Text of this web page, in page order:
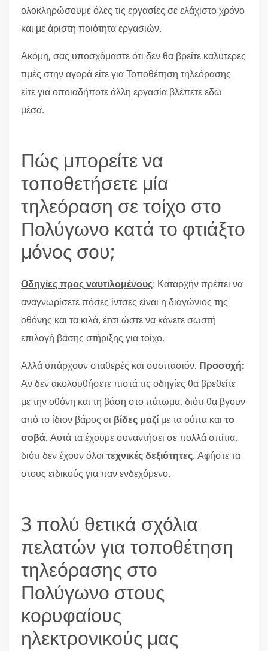
ολοκληρώσουμε όλες τις εργασίες σε ελάχιστο χρόνο
και με άριστη ποιότητα εργασιών.
Ακόμη, σας υποσχόμαστε ότι δεν θα βρείτε καλύτερες
τιμές στην αγορά είτε για Τοποθέτηση τηλεόρασης
είτε για οποιαδήποτε άλλη εργασία βλέπετε εδώ
μέσα.
Πώς μπορείτε να
τοποθετήσετε μία
τηλεόραση σε τοίχο στο
Πολύγωνο κατά το φτιάξτο
μόνος σου;
Οδηγίες προς ναυτιλομένους: Καταρχήν πρέπει να
αναγνωρίσετε πόσες ίντσες είναι η διαγώνιος της
οθόνης και τα κιλά, έτσι ώστε να κάνετε σωστή
επιλογή βάσης στήριξης για τοίχο.
Αλλά υπάρχουν σταθερές και συσπασιόν. Προσοχή:
Αν δεν ακολουθήσετε πιστά τις οδηγίες θα βρεθείτε
με την οθόνη και τη βάση στο πάτωμα, διότι θα βγουν
από το ίδιον βάρος οι βίδες μαζί με τα ούπα και το
σοβά. Αυτά τα έχουμε συναντήσει σε πολλά σπίτια,
διότι δεν έχουν όλοι τεχνικές δεξιότητες. Αφήστε τα
στους ειδικούς για παν ενδεχόμενο.
3 πολύ θετικά σχόλια
πελατών για τοποθέτηση
τηλεόρασης στο
Πολύγωνο στους
κορυφαίους
ηλεκτρονικούς μας